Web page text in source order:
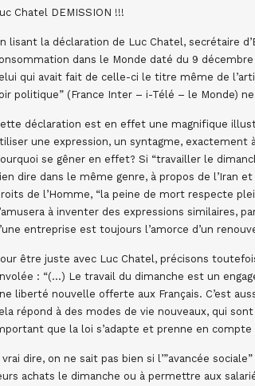
Chatel DEMISSION !!!
lisant la déclaration de Luc Chatel, secrétaire
dans le Monde daté du 9 décembre
qui avait fait de celle-ci le titre même de
politique” (France Inter – i-Télé – le Monde) ne
déclaration est en effet une magnifique
une expression, un syntagme, exactement
se gêner en effet? Si “travailler le
dire dans le même genre, à propos de l’Iran
de l’Homme, “la peine de mort respecte
à inventer des expressions similaires,
entreprise est toujours l’amorce d’un
être juste avec Luc Chatel, précisons
: “(…) Le travail du dimanche est un
liberté nouvelle offerte aux Français. C’est
répond à des modes de vie nouveaux, qui
que la loi s’adapte et prenne en compte
vrai dire, on ne sait pas bien si l’”avancée
achats le dimanche ou à permettre aux